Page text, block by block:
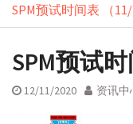
SPM预试时间表 （11/
SPM预试
12/11/2020 资讯中